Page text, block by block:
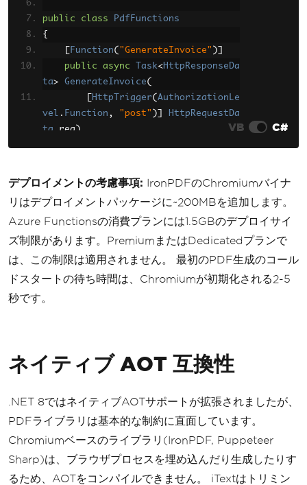
public class
PdfFunctions
{
Function( "GenerateInvoice" )]
public
async Task<HttpResponseDa
ta> GenerateInvoice(
HttpTrigger( AuthorizationLe
vel . Function , "post" )]
HttpRequestDa
ta req )
FromJsonAsync<InvoiceRequest >();
var renderer = new
ChromePdf
Renderer();
var
pdf = renderer.RenderHtm
lAsPdf( BuildInvoiceHtml invoice));
var response
CreateRes
ponse
t-Disposition"
,
nvoice-{invoice.Id}.pdf"
);
await response Body
nc
( pdf .BinaryData);
return response;
}
VB C#
デプロイメントの考慮事項: IronPDFのChromiumバイナ
リはデプロイメントパッケージに~200MBを追加します。
Azure Functionsの消費プランには1.5GBのデプロイサイ
ズ制限があります。PremiumまたはDedicatedプランで
は、この制限は適用されません。 最初のPDF生成のコール
ドスタートの待ち時間は、Chromiumが初期化される2-5
秒です。
ネイティブ AOT 互換性
.NET 8ではネイティブAOTサポートが拡張されましたが、
PDFライブラリは基本的な制約に直面しています。
Chromiumベースのライブラリ(IronPDF, Puppeteer
Sharp)は、ブラウザプロセスを埋め込んだり生成したりす
るため、AOTをコンパイルできません。 iTextはトリミン